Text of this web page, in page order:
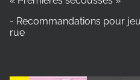
- Recommandations pour
rue